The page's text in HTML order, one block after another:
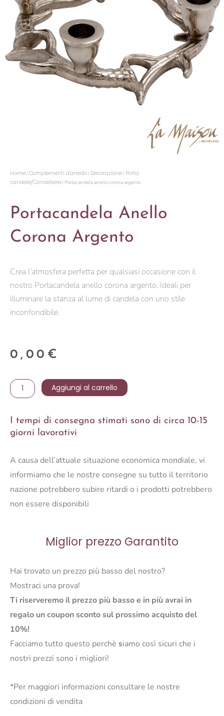
Home/Complementi d'arredo/ Decorazione/ Porta
candele/Candeliere/ Portacandela anello corona argento
Portacandela Anello
Corona Argento
Crea l’atmosfera perfetta per qualsiasi occasione con il
nostro Portacandela anello corona argento. Ideali per
illuminare la stanza al lume di candela con uno stile
inconfondibile.
0,00 €
Portacandela
anello
argento
quantità
Aggiungi al carrello
I tempi di consegna stimati sono di circa 10-15
giorni lavorativi
A causa dell’attuale situazione economica mondiale, vi
informiamo che le nostre consegne su tutto il territorio
nazione potrebbero subire ritardi o i prodotti potrebbero
non essere disponibili
Miglior prezzo Garantito
Hai trovato un prezzo più basso del nostro?
Mostraci una prova!
Ti riserveremo il prezzo più basso e in più avrai in
regalo un coupon sconto sul prossimo acquisto del
10%!
Facciamo tutto questo perchè siamo così sicuri che i
nostri prezzi sono i migliori!
*Per maggiori informazioni consultare le nostre
condizioni di vendita